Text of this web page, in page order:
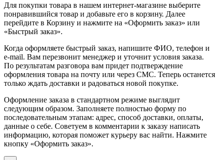
Для покупки товара в нашем интернет-магазине выберите
понравившийся товар и добавьте его в корзину. Далее
перейдите в Корзину и нажмите на «Оформить заказ» или
«Быстрый заказ».
Когда оформляете быстрый заказ, напишите ФИО, телефон и
e-mail. Вам перезвонит менеджер и уточнит условия заказа.
По результатам разговора вам придет подтверждение
оформления товара на почту или через СМС. Теперь останется
только ждать доставки и радоваться новой покупке.
Оформление заказа в стандартном режиме выглядит
следующим образом. Заполняете полностью форму по
последовательным этапам: адрес, способ доставки, оплаты,
данные о себе. Советуем в комментарии к заказу написать
информацию, которая поможет курьеру вас найти. Нажмите
кнопку «Оформить заказ».